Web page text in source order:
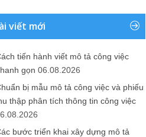
viết mới
tiến hành viết mô tả công việc
gọn 06.08.2026
bị mẫu mô tả công việc và phiếu
thập phân tích thông tin công việc
bước triển khai xây dựng mô tả